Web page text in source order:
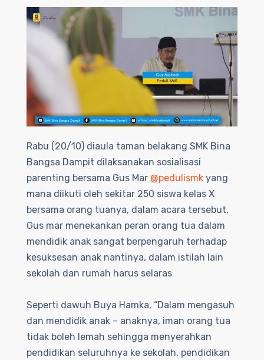
Rabu (20/10) diaula taman belakang SMK Bina
Bangsa Dampit dilaksanakan sosialisasi
parenting bersama Gus Mar @pedulismk yang
mana diikuti oleh sekitar 250 siswa kelas X
bersama orang tuanya, dalam acara tersebut,
Gus mar menekankan peran orang tua dalam
mendidik anak sangat berpengaruh terhadap
kesuksesan anak nantinya, dalam istilah lain
sekolah dan rumah harus selaras
Seperti dawuh Buya Hamka, “Dalam mengasuh
dan mendidik anak – anaknya, iman orang tua
tidak boleh lemah sehingga menyerahkan
pendidikan seluruhnya ke sekolah, pendidikan